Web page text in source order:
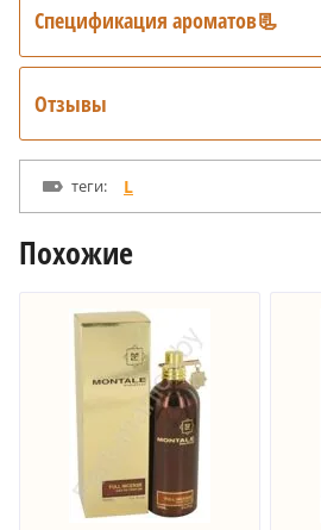
Спецификация ароматов📃
Отзывы
теги: L
Похожие